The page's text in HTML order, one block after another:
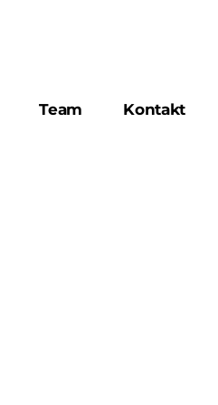
Team Kontakt